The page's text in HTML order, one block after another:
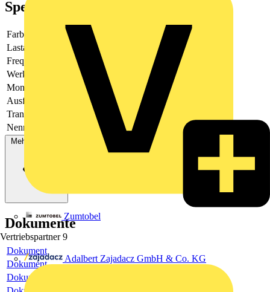
Zumtobel
Vertriebspartner 9
Adalbert Zajadacz GmbH & Co. KG
Spezifikationen
Farbe
-
Lastart
universal
Frequenz
50.0 - 50.0
Werkstoff
Montageart
Unterputz
Ausführung
Relais
Transparent
Nennspannung
Mehr anzeigen
Dokumente
Dokument
Dokument
Dokument